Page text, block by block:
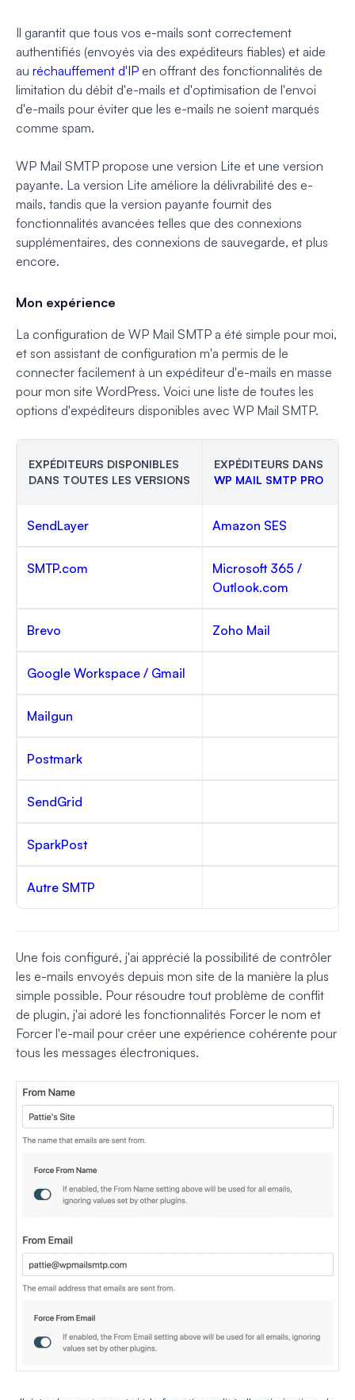
Il garantit que tous vos e-mails sont correctement
authentifiés (envoyés via des expéditeurs fiables) et aide
au réchauffement d'IP en offrant des fonctionnalités de
limitation du débit d'e-mails et d'optimisation de l'envoi
d'e-mails pour éviter que les e-mails ne soient marqués
comme spam.
WP Mail SMTP propose une version Lite et une version
payante. La version Lite améliore la délivrabilité des e-
mails, tandis que la version payante fournit des
fonctionnalités avancées telles que des connexions
supplémentaires, des connexions de sauvegarde, et plus
encore.
Mon expérience
La configuration de WP Mail SMTP a été simple pour moi,
et son assistant de configuration m'a permis de le
connecter facilement à un expéditeur d'e-mails en masse
pour mon site WordPress. Voici une liste de toutes les
options d'expéditeurs disponibles avec WP Mail SMTP.
EXPÉDITEURS DISPONIBLES
DANS TOUTES LES VERSIONS
EXPÉDITEURS DANS
WP MAIL SMTP PRO
SendLayer Amazon SES
SMTP.com
Microsoft 365 /
Outlook.com
Brevo Zoho Mail
Google Workspace / Gmail
Mailgun
Postmark
SendGrid
SparkPost
Autre SMTP
Une fois configuré, j'ai apprécié la possibilité de contrôler
les e-mails envoyés depuis mon site de la manière la plus
simple possible. Pour résoudre tout problème de conflit
de plugin, j'ai adoré les fonctionnalités Forcer le nom et
Forcer l'e-mail pour créer une expérience cohérente pour
tous les messages électroniques.